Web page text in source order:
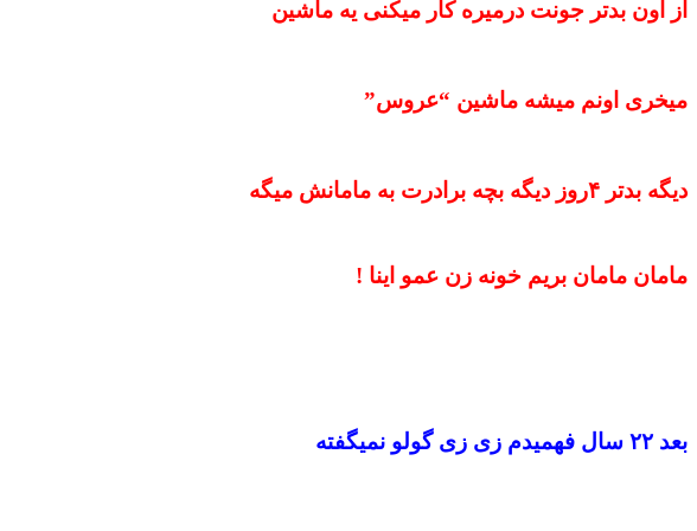
ﺍﺯ ﺍﻭﻥ ﺑﺪﺗﺮ ﺟﻮﻧﺖ ﺩﺭﻣﯿﺮﻩ ﮐﺎﺭ ﻣﯿﮑﻨﯽ ﯾﻪ ﻣﺎﺷﯿﻦ
ﻣﯿﺨﺮﯼ ﺍﻭﻧﻢ ﻣﯿﺸﻪ ﻣﺎﺷﯿﻦ “ﻋﺮﻭﺱ”
ﺩﯾﮕﻪ ﺑﺪﺗﺮ ۴ﺭﻭﺯ ﺩﯾﮕﻪ ﺑﭽﻪ برادرﺕ ﺑﻪ ﻣﺎﻣﺎﻧﺶ ﻣﯿﮕﻪ
ﻣﺎﻣﺎﻥ ﻣﺎﻣﺎﻥ ﺑﺮﯾﻢ ﺧﻮﻧﻪ ﺯﻥ عمو ﺍﯾﻨﺎ !
بعد ۲۲ ﺳﺎﻝ ﻓﻬﻤﯿﺪﻡ ﺯﯼ ﺯﯼ ﮔﻮﻟﻮ ﻧﻤﯿﮕﻔﺘﻪ